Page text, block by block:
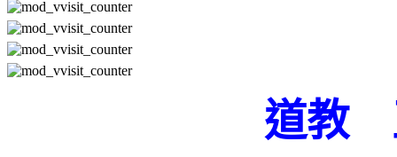
道教